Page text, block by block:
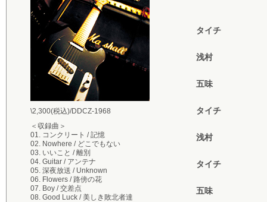
\2,300(税込)/DDCZ-1968
＜収録曲＞
01. コンクリート / 記憶
02. Nowhere / どこでもない
03. いいこと / 離別
04. Guitar / アンテナ
05. 深夜放送 / Unknown
06. Flowers / 路傍の花
07. Boy / 交差点
08. Good Luck / 美しき敗北者達
タイチ
浅村
五味
タイチ
浅村
タイチ
五味